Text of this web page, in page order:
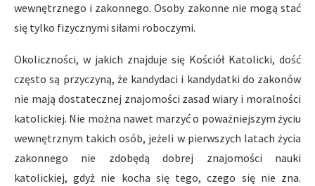
wewnętrznego i zakonnego. Osoby zakonne nie mogą stać
się tylko fizycznymi siłami roboczymi.
Okoliczności, w jakich znajduje się Kościół Katolicki, dość
często są przyczyną, że kandydaci i kandydatki do zakonów
nie mają dostatecznej znajomości zasad wiary i moralności
katolickiej. Nie można nawet marzyć o poważniejszym życiu
wewnętrznym takich osób, jeżeli w pierwszych latach życia
zakonnego nie zdobędą dobrej znajomości nauki
katolickiej, gdyż nie kocha się tego, czego się nie zna.